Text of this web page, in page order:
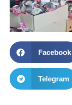
Facebook
Telegram